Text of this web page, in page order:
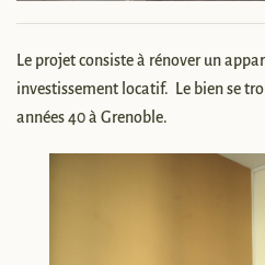
Le projet consiste à rénover un
investissement locatif.
Le bien se
années 40 à Grenoble.